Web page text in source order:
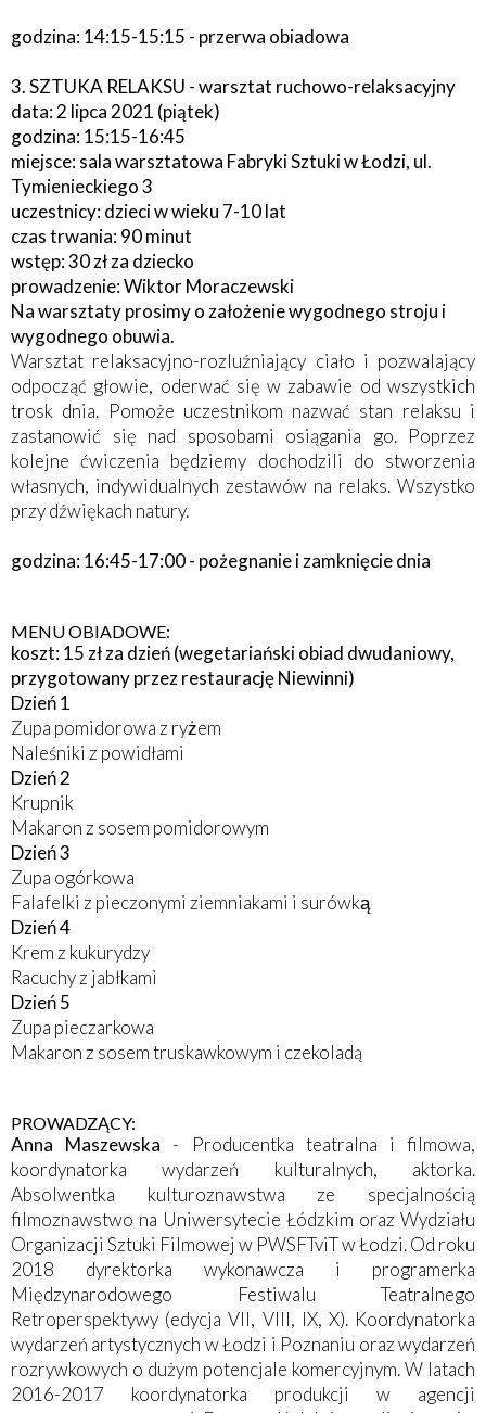
godzina: 14:15-15:15 - przerwa obiadowa
3. SZTUKA RELAKSU - warsztat ruchowo-relaksacyjny
data: 2 lipca 2021 (piątek)
godzina: 15:15-16:45
miejsce: sala warsztatowa Fabryki Sztuki w Łodzi, ul.
Tymienieckiego 3
uczestnicy: dzieci w wieku 7-10 lat
czas trwania: 90 minut
wstęp: 30 zł za dziecko
prowadzenie: Wiktor Moraczewski
Na warsztaty prosimy o założenie wygodnego stroju i
wygodnego obuwia.
Warsztat relaksacyjno-rozluźniający ciało i pozwalający
odpocząć głowie, oderwać się w zabawie od wszystkich
trosk dnia. Pomoże uczestnikom nazwać stan relaksu i
zastanowić się nad sposobami osiągania go. Poprzez
kolejne ćwiczenia będziemy dochodzili do stworzenia
własnych, indywidualnych zestawów na relaks. Wszystko
przy dźwiękach natury.
godzina: 16:45-17:00 - pożegnanie i zamknięcie dnia
MENU OBIADOWE:
koszt: 15 zł za dzień (wegetariański obiad dwudaniowy,
przygotowany przez restaurację Niewinni)
Dzień 1
Zupa pomidorowa z ryżem
Naleśniki z powidłami
Dzień 2
Krupnik
Makaron z sosem pomidorowym
Dzień 3
Zupa ogórkowa
Falafelki z pieczonymi ziemniakami i surówką
Dzień 4
Krem z kukurydzy
Racuchy z jabłkami
Dzień 5
Zupa pieczarkowa
Makaron z sosem truskawkowym i czekoladą
PROWADZĄCY:
Anna Maszewska - Producentka teatralna i filmowa,
koordynatorka wydarzeń kulturalnych, aktorka.
Absolwentka kulturoznawstwa ze specjalnością
filmoznawstwo na Uniwersytecie Łódzkim oraz Wydziału
Organizacji Sztuki Filmowej w PWSFTviT w Łodzi. Od roku
2018 dyrektorka wykonawcza i programerka
Międzynarodowego Festiwalu Teatralnego
Retroperspektywy (edycja VII, VIII, IX, X). Koordynatorka
wydarzeń artystycznych w Łodzi i Poznaniu oraz wydarzeń
rozrywkowych o dużym potencjale komercyjnym. W latach
2016-2017 koordynatorka produkcji w agencji